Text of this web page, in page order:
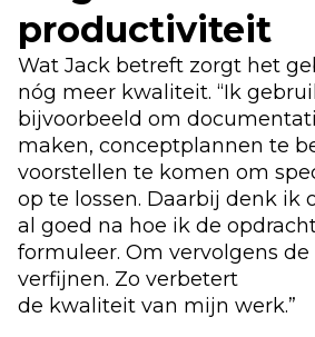
productiviteit
Wat Jack betreft zorgt het
nóg meer kwaliteit. “Ik
bijvoorbeeld om
maken, conceptplannen te
voorstellen te komen om
op te lossen. Daarbij denk ik
al goed na hoe ik de opdracht
formuleer. Om vervolgens
verfijnen. Zo verbetert
de kwaliteit van mijn werk.”